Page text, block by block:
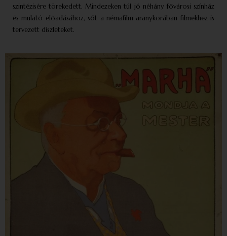
szintézisére törekedett. Mindezeken túl jó néhány fővárosi színház
és mulató előadásához, sőt a némafilm aranykorában filmekhez is
tervezett díszleteket.